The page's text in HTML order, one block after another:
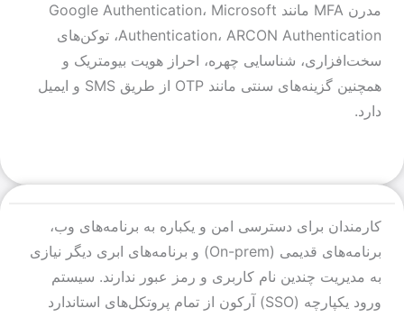
مدرن MFA مانند Google Authentication، Microsoft
Authentication، ARCON Authentication، توکن‌های
سخت‌افزاری، شناسایی چهره، احراز هویت بیومتریک و
همچنین گزینه‌های سنتی مانند OTP از طریق SMS و ایمیل
دارد.
کارمندان برای دسترسی امن و یکباره به برنامه‌های وب،
برنامه‌های قدیمی (On-prem) و برنامه‌های ابری دیگر نیازی
به مدیریت چندین نام کاربری و رمز عبور ندارند. سیستم
ورود یکپارچه (SSO) آرکون از تمام پروتکل‌های استاندارد